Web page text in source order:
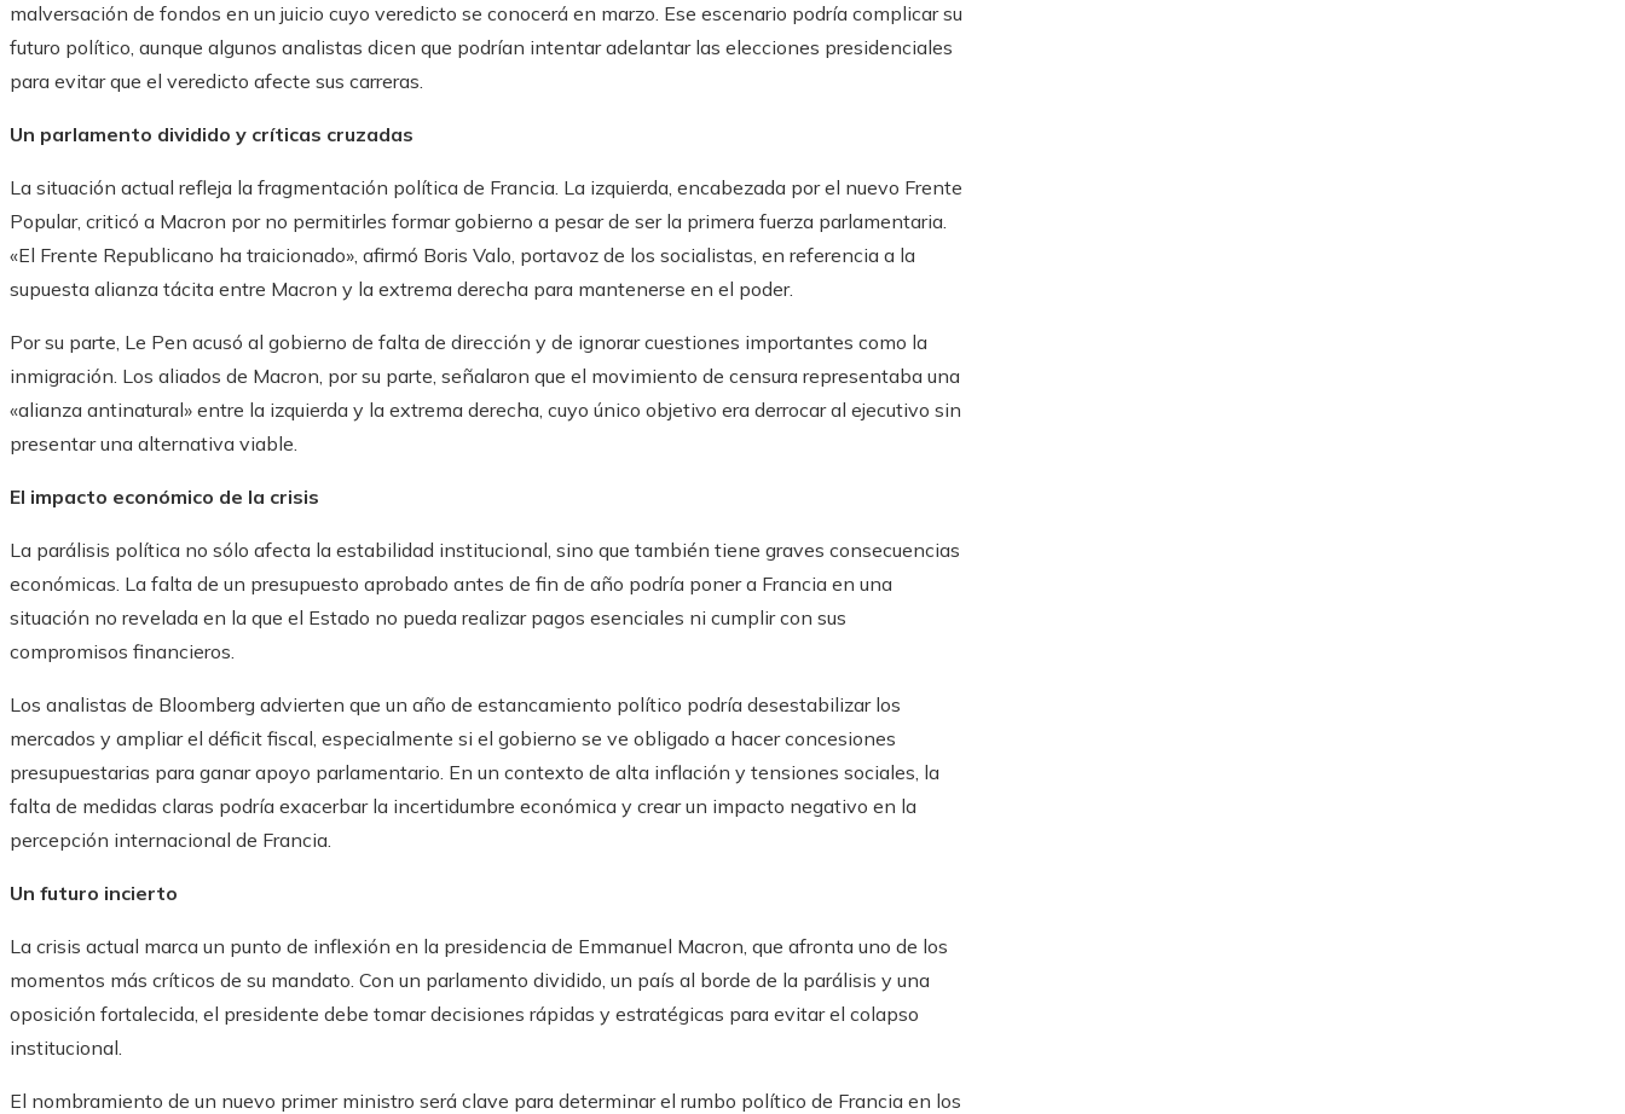
malversación de fondos en un juicio cuyo veredicto se conocerá en marzo. Ese escenario podría complicar su
futuro político, aunque algunos analistas dicen que podrían intentar adelantar las elecciones presidenciales
para evitar que el veredicto afecte sus carreras.
Un parlamento dividido y críticas cruzadas
La situación actual refleja la fragmentación política de Francia. La izquierda, encabezada por el nuevo Frente
Popular, criticó a Macron por no permitirles formar gobierno a pesar de ser la primera fuerza parlamentaria.
«El Frente Republicano ha traicionado», afirmó Boris Valo, portavoz de los socialistas, en referencia a la
supuesta alianza tácita entre Macron y la extrema derecha para mantenerse en el poder.
Por su parte, Le Pen acusó al gobierno de falta de dirección y de ignorar cuestiones importantes como la
inmigración. Los aliados de Macron, por su parte, señalaron que el movimiento de censura representaba una
«alianza antinatural» entre la izquierda y la extrema derecha, cuyo único objetivo era derrocar al ejecutivo sin
presentar una alternativa viable.
El impacto económico de la crisis
La parálisis política no sólo afecta la estabilidad institucional, sino que también tiene graves consecuencias
económicas. La falta de un presupuesto aprobado antes de fin de año podría poner a Francia en una
situación no revelada en la que el Estado no pueda realizar pagos esenciales ni cumplir con sus
compromisos financieros.
Los analistas de Bloomberg advierten que un año de estancamiento político podría desestabilizar los
mercados y ampliar el déficit fiscal, especialmente si el gobierno se ve obligado a hacer concesiones
presupuestarias para ganar apoyo parlamentario. En un contexto de alta inflación y tensiones sociales, la
falta de medidas claras podría exacerbar la incertidumbre económica y crear un impacto negativo en la
percepción internacional de Francia.
Un futuro incierto
La crisis actual marca un punto de inflexión en la presidencia de Emmanuel Macron, que afronta uno de los
momentos más críticos de su mandato. Con un parlamento dividido, un país al borde de la parálisis y una
oposición fortalecida, el presidente debe tomar decisiones rápidas y estratégicas para evitar el colapso
institucional.
El nombramiento de un nuevo primer ministro será clave para determinar el rumbo político de Francia en los